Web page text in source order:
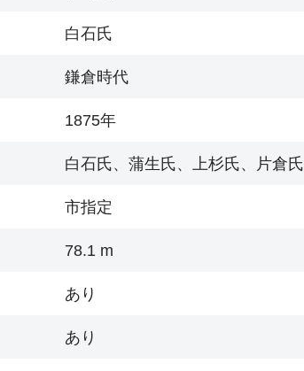
白石氏
鎌倉時代
1875年
白石氏、蒲生氏、上杉氏、片倉氏
市指定
78.1 m
あり
あり